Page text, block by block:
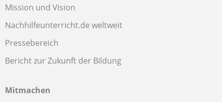
Mission und Vision
Nachhilfeunterricht.de weltweit
Pressebereich
Bericht zur Zukunft der Bildung
Mitmachen